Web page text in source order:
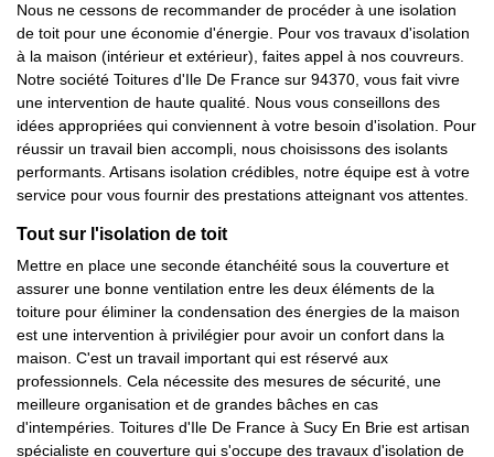
Nous ne cessons de recommander de procéder à une isolation
de toit pour une économie d'énergie. Pour vos travaux d'isolation
à la maison (intérieur et extérieur), faites appel à nos couvreurs.
Notre société Toitures d'Ile De France sur 94370, vous fait vivre
une intervention de haute qualité. Nous vous conseillons des
idées appropriées qui conviennent à votre besoin d'isolation. Pour
réussir un travail bien accompli, nous choisissons des isolants
performants. Artisans isolation crédibles, notre équipe est à votre
service pour vous fournir des prestations atteignant vos attentes.
Tout sur l'isolation de toit
Mettre en place une seconde étanchéité sous la couverture et
assurer une bonne ventilation entre les deux éléments de la
toiture pour éliminer la condensation des énergies de la maison
est une intervention à privilégier pour avoir un confort dans la
maison. C'est un travail important qui est réservé aux
professionnels. Cela nécessite des mesures de sécurité, une
meilleure organisation et de grandes bâches en cas
d'intempéries. Toitures d'Ile De France à Sucy En Brie est artisan
spécialiste en couverture qui s'occupe des travaux d'isolation de